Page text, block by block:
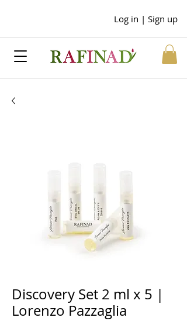
Log in | Sign up
Discovery Set 2 ml x 5 |
Lorenzo Pazzaglia